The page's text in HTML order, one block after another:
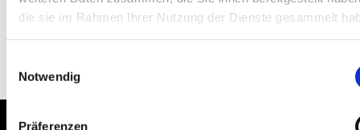
die sie im Rahmen Ihrer Nutzung der Dienste gesammelt
Notwendig
Präferenzen